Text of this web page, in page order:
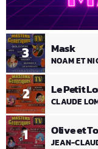
1 Olive et
JEAN-
2 Le Petit
CLAUDE
3 Mask
NOAM ET